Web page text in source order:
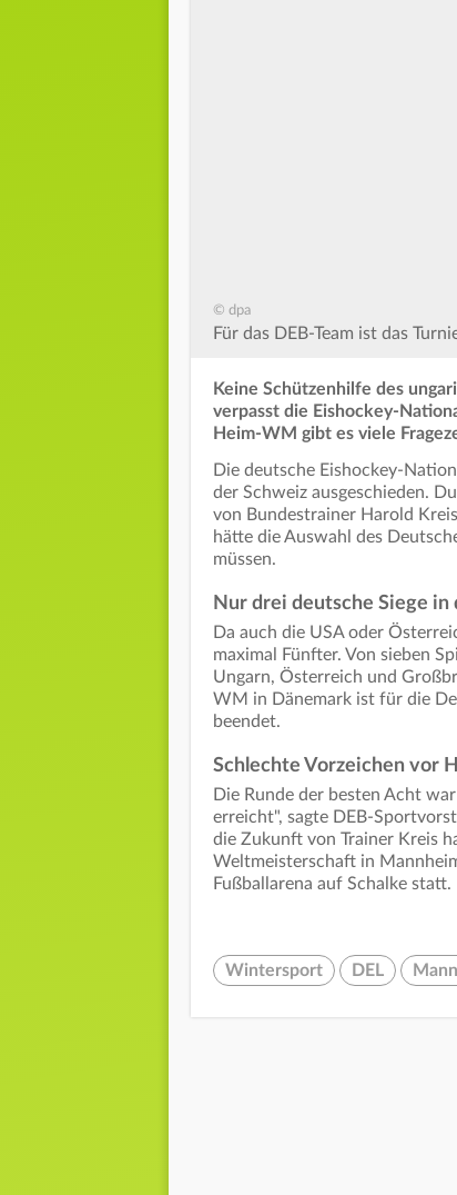
© dpa
Für das DEB-Team ist das
Keine Schützenhilfe des
verpasst die Eishockey-
Heim-WM gibt es viele
Die deutsche Eishockey-
der Schweiz ausgeschieden.
von Bundestrainer Harold
hätte die Auswahl des
müssen.
Nur drei deutsche Siege in
Da auch die USA oder
maximal Fünfter. Von sieben
Ungarn, Österreich und
WM in Dänemark ist für die
beendet.
Schlechte Vorzeichen vor
Die Runde der besten Acht
erreicht", sagte DEB-
die Zukunft von Trainer Kreis
Weltmeisterschaft in
Fußballarena auf Schalke statt.
Wintersport DEL